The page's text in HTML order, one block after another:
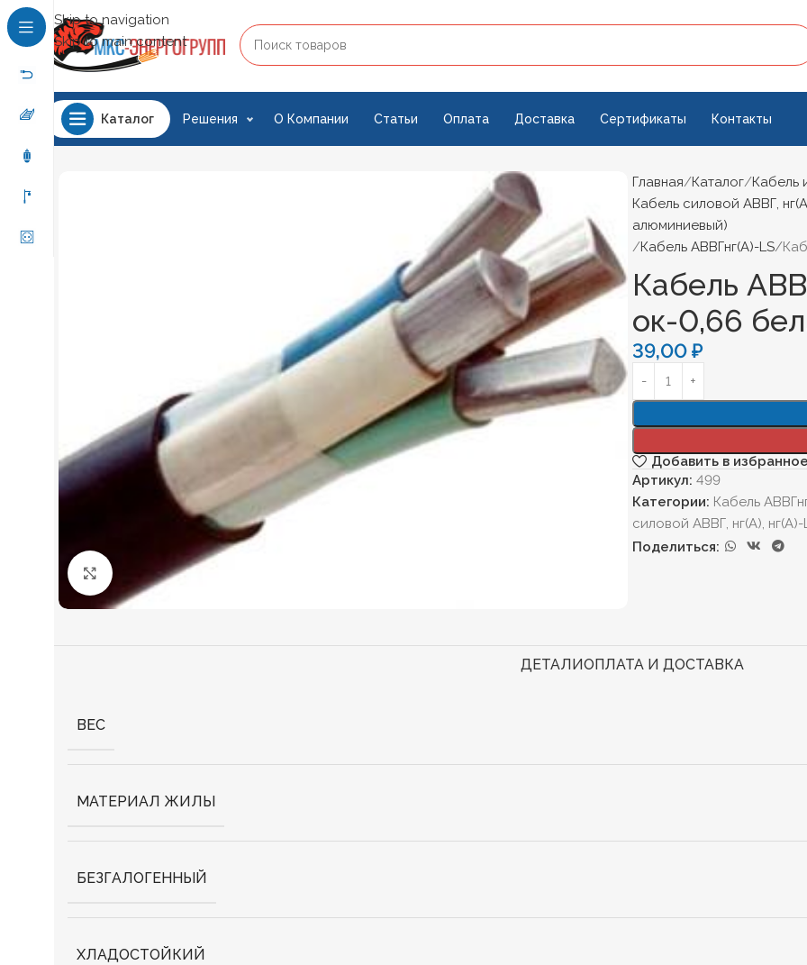
Skip to navigation
Skip to main content
Каталог Решения О Компании Статьи Оплата Доставка Сертификаты Контакты
Нажмите, чтобы увеличить
Главная Каталог Кабель
Кабель силовой АВВГ,
алюминиевый)
Кабель АВВГнг(А)-LS
Кабель
ок-0,66
39,00₽
Добавить в избранное
Артикул: 499
Категории: Кабель
силовой АВВГ, нг(А),
Поделиться:
ДЕТАЛИОПЛАТА И ДОСТАВКА
ВЕС
МАТЕРИАЛ ЖИЛЫ
БЕЗГАЛОГЕННЫЙ
ХЛАДОСТОЙКИЙ